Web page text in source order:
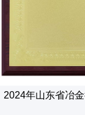
2024年山东省冶